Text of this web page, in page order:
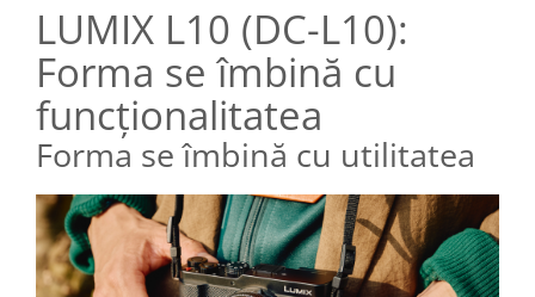
Cleme blitz fasung lumina, spigoti
Fundaluri
Suporti pentru fundaluri
Blende
Umbrele
Corturi si mese pt. fotografia de
produs
Declansatoare Radio si Infrarosu
LUMIX L10 (DC-L10):
Forma se îmbină cu
funcționalitatea
Forma se îmbină cu utilitatea